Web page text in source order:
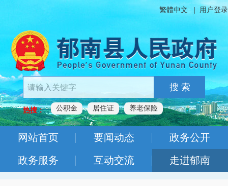
繁體中文 用户登录
搜 索
热搜： 公积金 居住证 养老保险
网站首页 要闻动态 政务公开
政务服务 互动交流 走进郁南